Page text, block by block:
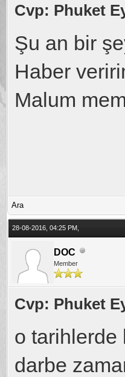
Cvp: Phuket
Şu an bir
Haber
Malum
Ara
28-08-2016, 04:25 PM,
DOC
Member
Cvp: Phuket
o tarihlerde
darbe